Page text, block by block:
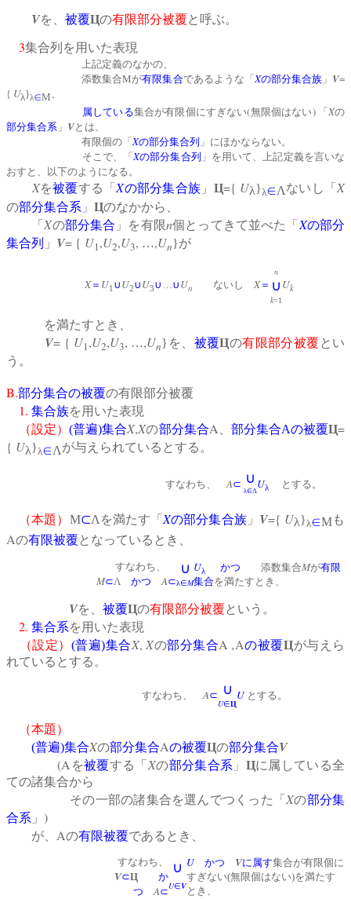
Vを、 被覆Цの有限部分被覆 と呼ぶ。
3集合列を用いた表現
上記定義のなかの、
添数集合Mが有限集合であるような「Xの部分集合族 」 V=
{ Uλ}λ∈Μ、
属している集合が有限個にすぎない(無限個はない) 「Xの
部分集合系 」 Vとは、
有限個の「Xの部分集合列 」にほかならない。
そこで、「Xの部分集合列 」を用いて、上記定義を言いな
おすと、以下のようになる。
Xを被覆する「 Xの部分集合族 」 Ц={ Uλ}λ∈Λないし「 X
の部分集合系 」 Цのなかから、
「 Xの部分集合 」を有限n個とってきて並べた「 Xの部分
集合列 」 V= { U1,U2,U3, …,Un}が
n
X＝ U1 ∪ U2∪ U3∪ ∪ Un ないし X＝ ∪ Uk
k=1
を満たすとき、
V= { U1,U2,U3, …,Un}を、 被覆Цの有限部分被覆 とい
う。
B.部分集合の被覆の有限部分被覆
1. 集合族を用いた表現
（設定）(普遍)集合X,Xの部分集合A 部分集合Aの被覆Ц=
{ Uλ}λ∈Λが与えられているとする。
すなわち、A⊂ ∪ Uλ とする。
λ∈Λ
（本題） Μ⊂Λを満たす「 Xの部分集合族」 V={ Uλ}λ∈Μも
Aの有限被覆 となっているとき、
すなわち、
M⊂Λ かつ A⊂
∪ Uλ かつ 添数集合Mが有限
集合を満たすとき、
λ∈M
Vを、 被覆Цの有限部分被覆 という。
2. 集合系を用いた表現
（設定） (普遍)集合X, Xの部分集合A ,Aの被覆Цが与えら
れているとする。
すなわち、A⊂ ∪ U とする。
U∈Ц
（本題）
(普遍)集合Xの部分集合Aの被覆Цの部分集合V
(A を被覆する「 Xの部分集合系 」 Цに属している全
ての諸集合から
その一部の諸集合を選んでつくった「 Xの部分集
合系 」 )
が、 Aの有限被覆であるとき、
すなわち、
V⊂Ц
か
つ
A⊂
∪ U かつ Vに属す集合が有限個に
すぎない(無限個はない)を満たす
とき、
U∈V